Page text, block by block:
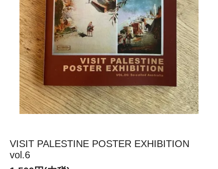
VISIT PALESTINE POSTER EXHIBITION
vol.6